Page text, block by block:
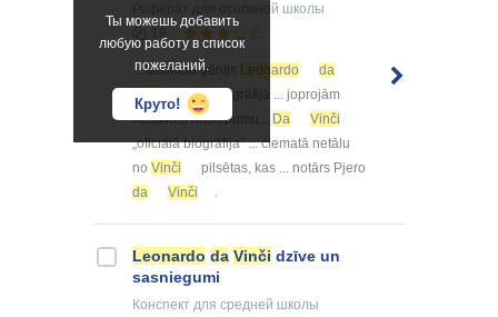
Ты можешь добавить
любую работу в список
пожеланий.
Круто!
для основной школы
... laikmeta ģēnijs Leonardo
da
Vinči
.Viņa biogrāfijā ... joprojām
neatklātu noslēpumu... Da
Vinči
„oficiālā biogrāfija” ... ciematā netālu
no Vinči
pilsētas, kas ... notārs Pjero
da
Vinči .
Leonardo da Vinči dzīve un
sasniegumi
Конспект для средней школы